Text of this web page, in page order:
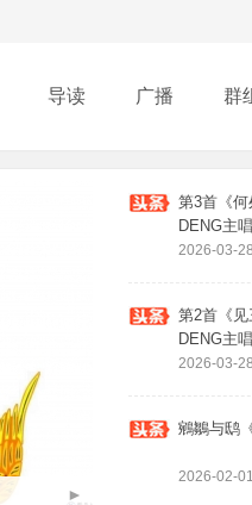
导读 广播 群
►
第3首《
DENG主唱
2026-03-28
第2首《
DENG主唱
2026-03-28
鵷鶵与鸱
2026-02-01